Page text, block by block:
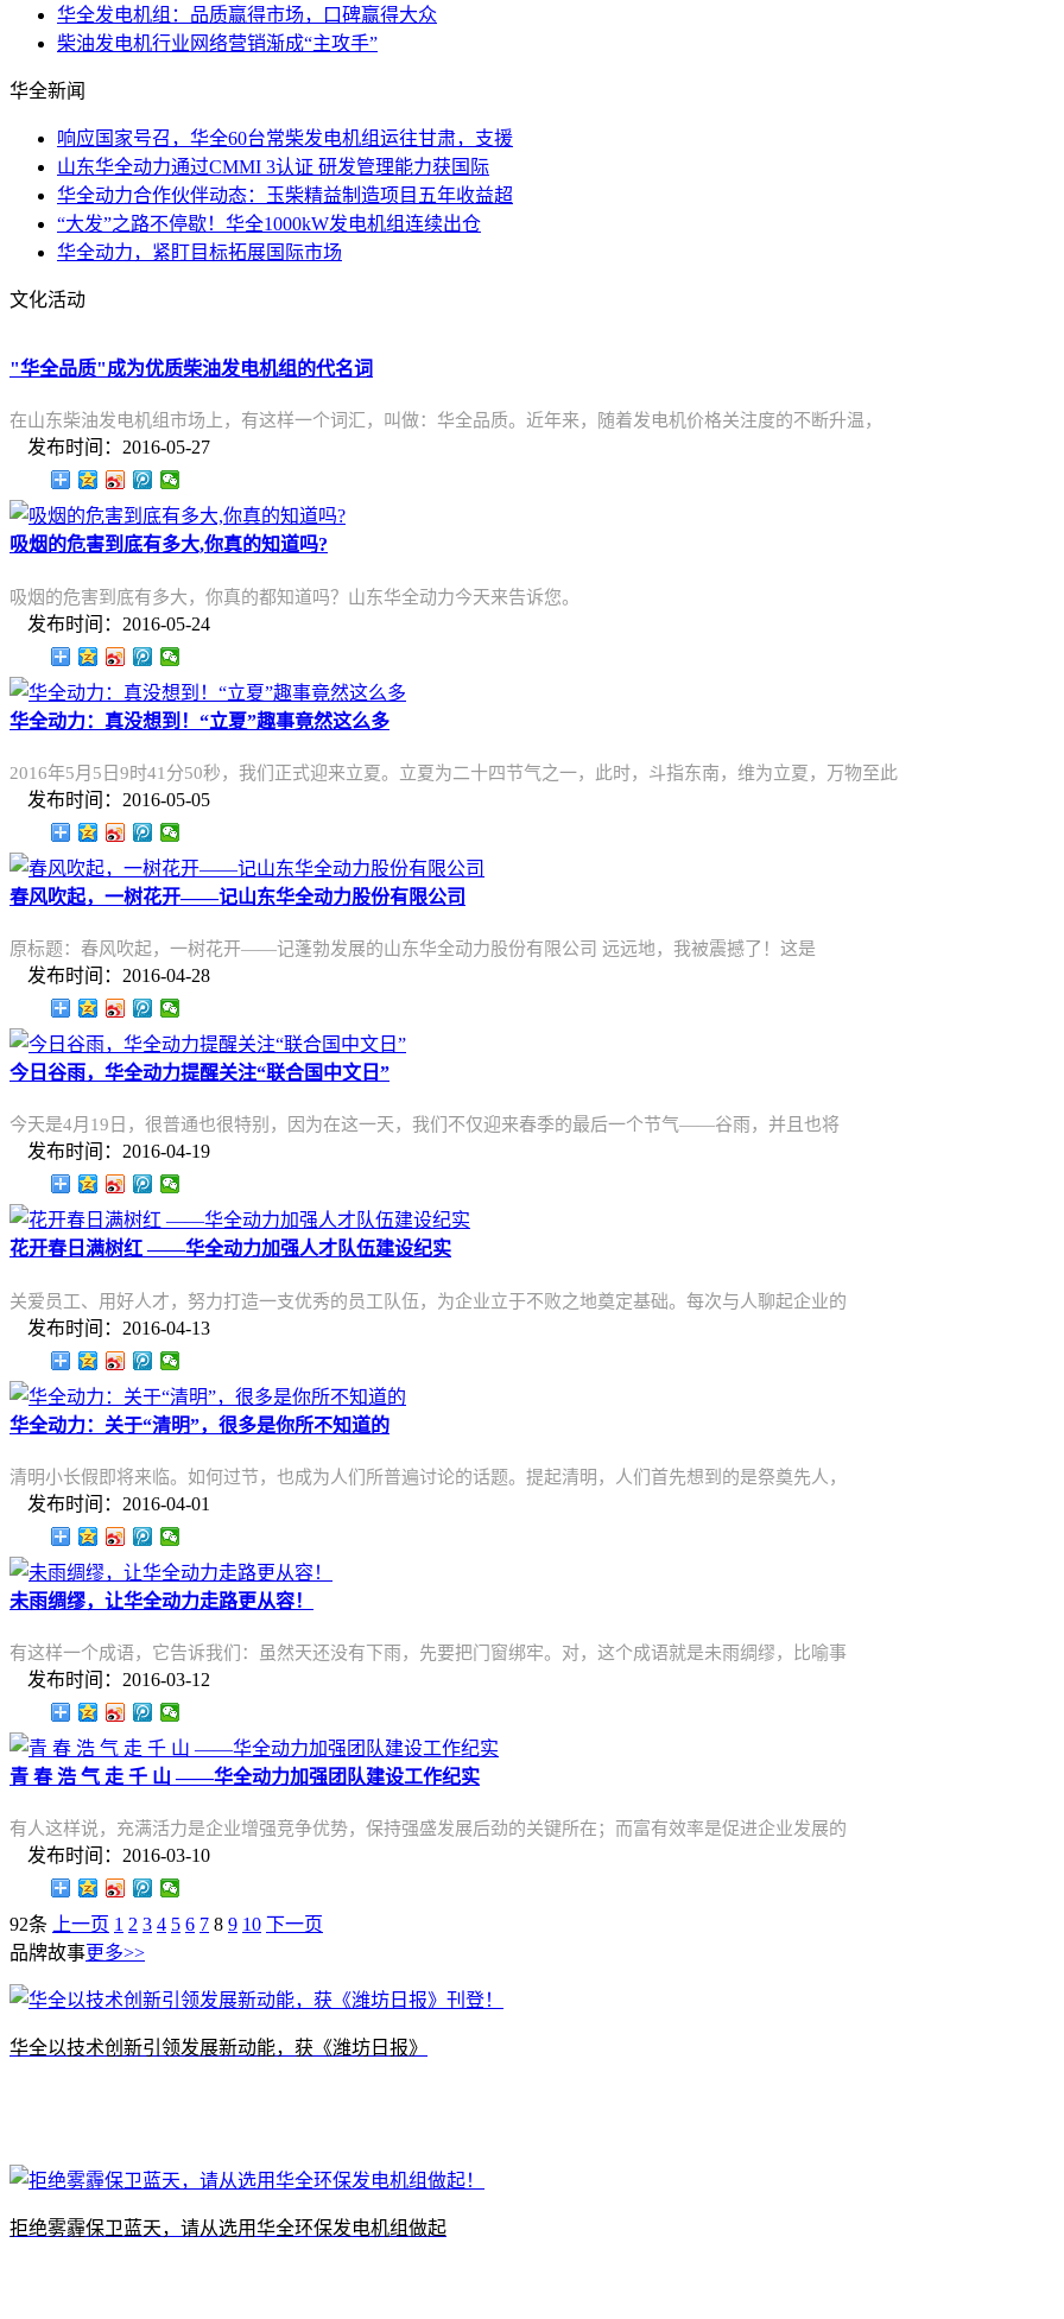
华全发电机组：品质赢得市场，口碑赢得大众
柴油发电机行业网络营销渐成“主攻手”
华全新闻
响应国家号召，华全60台常柴发电机组运往甘肃，支援
山东华全动力通过CMMI 3认证 研发管理能力获国际
华全动力合作伙伴动态：玉柴精益制造项目五年收益超
“大发”之路不停歇！华全1000kW发电机组连续出仓
华全动力，紧盯目标拓展国际市场
文化活动
"华全品质"成为优质柴油发电机组的代名词
在山东柴油发电机组市场上，有这样一个词汇，叫做：华全品质。近年来，随着发电机价格关注度的不断升温，
发布时间：2016-05-27
吸烟的危害到底有多大,你真的知道吗?
吸烟的危害到底有多大，你真的都知道吗？山东华全动力今天来告诉您。
发布时间：2016-05-24
华全动力：真没想到！“立夏”趣事竟然这么多
2016年5月5日9时41分50秒，我们正式迎来立夏。立夏为二十四节气之一，此时，斗指东南，维为立夏，万物至此
发布时间：2016-05-05
春风吹起，一树花开——记山东华全动力股份有限公司
原标题：春风吹起，一树花开——记蓬勃发展的山东华全动力股份有限公司 远远地，我被震撼了！这是
发布时间：2016-04-28
今日谷雨，华全动力提醒关注“联合国中文日”
今天是4月19日，很普通也很特别，因为在这一天，我们不仅迎来春季的最后一个节气——谷雨，并且也将
发布时间：2016-04-19
花开春日满树红 ——华全动力加强人才队伍建设纪实
关爱员工、用好人才，努力打造一支优秀的员工队伍，为企业立于不败之地奠定基础。每次与人聊起企业的
发布时间：2016-04-13
华全动力：关于“清明”，很多是你所不知道的
清明小长假即将来临。如何过节，也成为人们所普遍讨论的话题。提起清明，人们首先想到的是祭奠先人，
发布时间：2016-04-01
未雨绸缪，让华全动力走路更从容！
有这样一个成语，它告诉我们：虽然天还没有下雨，先要把门窗绑牢。对，这个成语就是未雨绸缪，比喻事
发布时间：2016-03-12
青 春 浩 气 走 千 山 ——华全动力加强团队建设工作纪实
有人这样说，充满活力是企业增强竞争优势，保持强盛发展后劲的关键所在；而富有效率是促进企业发展的
发布时间：2016-03-10
92条 上一页 1 2 3 4 5 6 7 8 9 10 下一页
品牌故事更多>>
​华全以技术创新引领发展新动能，获《潍坊日报》
拒绝雾霾保卫蓝天，请从选用华全环保发电机组做起